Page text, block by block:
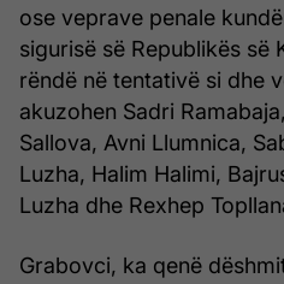
ose veprave penale
sigurisë së Republikës së
rëndë në tentativë si dhe
akuzohen Sadri
Sallova, Avni Llumnica,
Luzha, Halim Halimi,
Luzha dhe Rexhep
Grabovci, ka qenë